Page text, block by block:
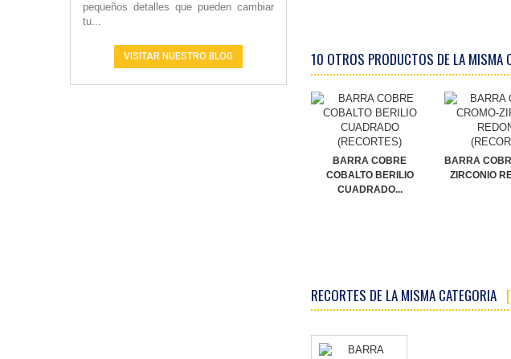
pequeños detalles que pueden cambiar
tu...
VISITAR NUESTRO BLOG 10 OTROS PRODUCTOS DE LA MISMA
BARRA COBRE
COBALTO BERILIO
CUADRADO...
BARRA
ZIRCONIO
RECORTES DE LA MISMA CATEGORIA